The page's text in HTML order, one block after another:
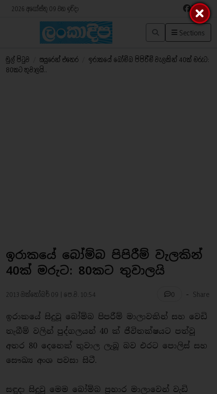
2026 අගෝස්තු 09 වන ඉරිදා
Sections
මුල් පිටුව සයුරෙන් එතෙර
ඉරාකයේ බෝම්බ පිපිරීම් වැලකින් 40ක් මරුට:
80කට තුවාලයි..
ඉරාකයේ බෝම්බ පිපිරීම් වැලකින්
40ක් මරුට: 80කට තුවාලයි
2013 ඔක්තෝබර් 09 | පෙ.ව. 10:54 0 - Share
ඉරාකයේ සිදුවූ බෝම්බ පිපරීම් මාලාවකින් සහ වෙඩි
තැබීම් වලින් පුද්ගලයන් 40 ක් ජීවිතක්ෂයට පත්වූ
අතර 80 දෙනෙක් තුවාල ලැබූ බව එරට පොලිස් සහ
සෞඛ්‍ය අංශ පවසා සිටී.
සඳුදා සිදුවු මෙම බෝම්බ ප‍්‍රහාර මාලාවෙන් වැඩි